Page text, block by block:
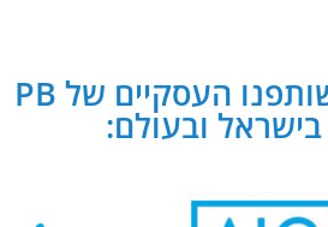
מקצת מ-300 שותפנו העסקיים של PB